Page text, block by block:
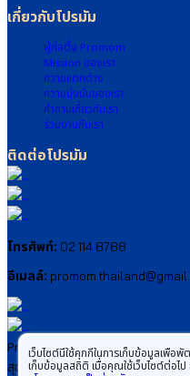
เว็บไซต์นี้ใช้คุกกี้ในการเก็บข้อมูลเพื่อ
เก็บข้อมูลสถิติ เมื่อคุณใช้เว็บไซต์ต่อไ
D-
6+
●
สาร
สกัด
จาก
Calcium
K2
วิตามิน
กรด
อะ
มิ
เกี่ยวกับโปรมัม
ผู้ก่อตั้ง Promom
Mission ของเรา
ความแตกต่าง
ความมุ่งมั่นของเรา
คำถามเกี่ยวกับเรา
ร่วมงานกับเรา
ติดต่อโปรมัม
โทรศัพท์: 02 114 8788
อีเมลล์:
Professional Mom (Thailand)
สุขุมวิท ตำบลท่าประดู่ อำเภอเมืองระย